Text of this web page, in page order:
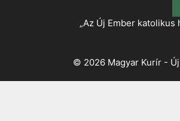
„Az Új Ember
© 2026 Magyar Kurír -